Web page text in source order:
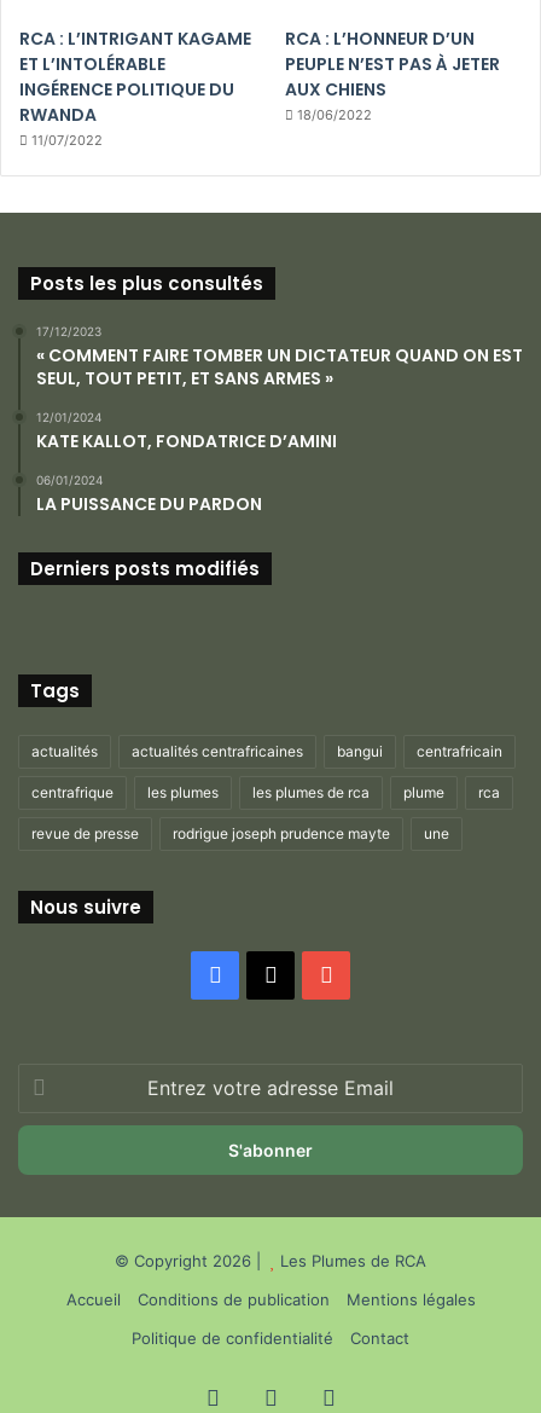
RCA : L’INTRIGANT KAGAME
ET L’INTOLÉRABLE
INGÉRENCE POLITIQUE DU
RWANDA
11/07/2022
RCA : L’HONNEUR D’UN
PEUPLE N’EST PAS À JETER
AUX CHIENS
18/06/2022
Posts les plus consultés
17/12/2023
« COMMENT FAIRE TOMBER UN DICTATEUR QUAND ON EST
SEUL, TOUT PETIT, ET SANS ARMES »
12/01/2024
KATE KALLOT, FONDATRICE D’AMINI
06/01/2024
LA PUISSANCE DU PARDON
Derniers posts modifiés
Tags
actualités actualités centrafricaines bangui centrafricain
centrafrique les plumes les plumes de rca plume rca
revue de presse rodrigue joseph prudence mayte une
Nous suivre
Facebook
votre
adresse
© Copyright 2026 |
Les Plumes de RCA
Accueil
Conditions de publication
Mentions légales
Politique de confidentialité
Contact
Facebook